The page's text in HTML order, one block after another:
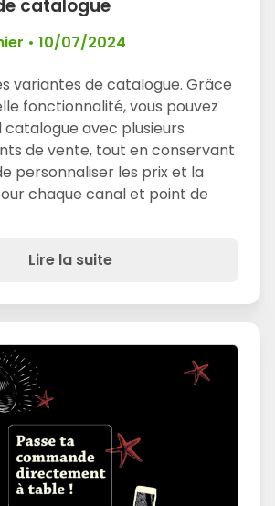
catalogue
• 10/07/2024
variantes de catalogue. Grâce
fonctionnalité, vous pouvez
catalogue avec plusieurs
de vente, tout en conservant
personnaliser les prix et la
chaque canal et point de
Lire la suite